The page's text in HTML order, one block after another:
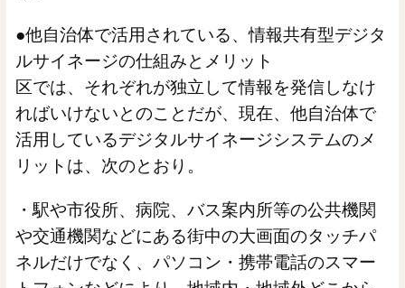
●他自治体で活用されている、情報共有型デジタ
ルサイネージの仕組みとメリット
区では、それぞれが独立して情報を発信しなけ
ればいけないとのことだが、現在、他自治体で
活用しているデジタルサイネージシステムのメ
リットは、次のとおり。
・駅や市役所、病院、バス案内所等の公共機関
や交通機関などにある街中の大画面のタッチパ
ネルだけでなく、パソコン・携帯電話のスマー